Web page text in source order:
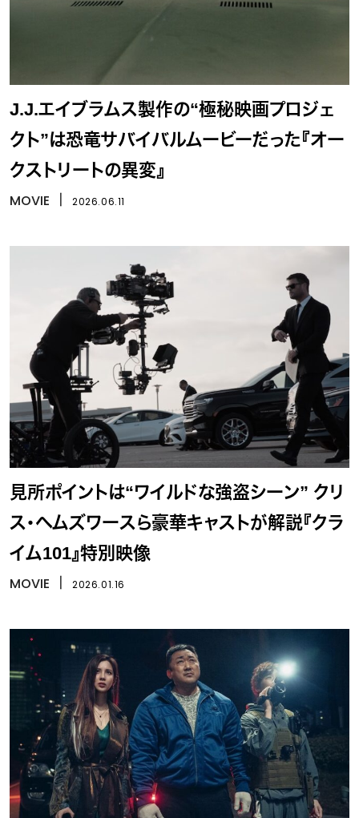
J.J.エイブラムス製作の“極秘映画プロジェ
クト”は恐竜サバイバルムービーだった『オー
クストリートの異変』
MOVIE 2026.06.11
見所ポイントは“ワイルドな強盗シーン” クリ
ス・ヘムズワースら豪華キャストが解説『クラ
イム101』特別映像
MOVIE 2026.01.16